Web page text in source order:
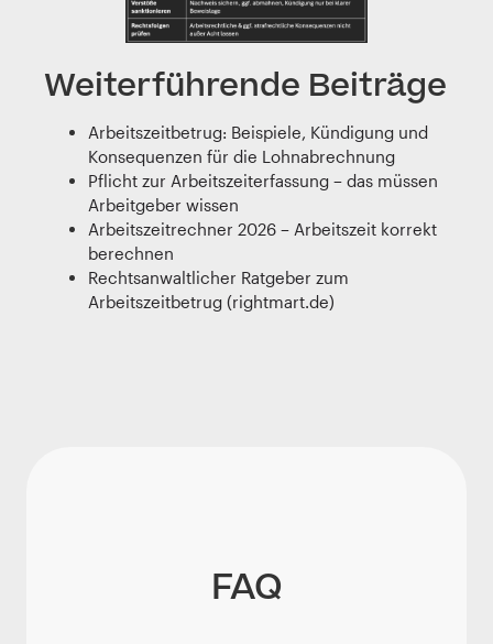
Weiterführende Beiträge
Arbeitszeitbetrug: Beispiele, Kündigung und
Konsequenzen für die Lohnabrechnung
Pflicht zur Arbeitszeiterfassung – das müssen
Arbeitgeber wissen
Arbeitszeitrechner 2026 – Arbeitszeit korrekt
berechnen
Rechtsanwaltlicher Ratgeber zum
Arbeitszeitbetrug (rightmart.de)
FAQ